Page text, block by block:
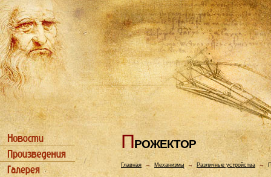
ПРОЖЕКТОР
Главная→ Механизмы →Различные устройства →